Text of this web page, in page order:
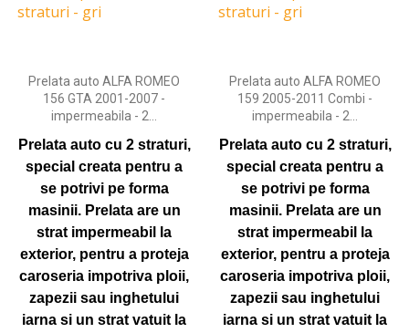
Prelata auto ALFA ROMEO
156 GTA 2001-2007 -
impermeabila - 2...
Prelata auto cu 2 straturi,
special creata pentru a
se potrivi pe forma
masinii. Prelata are un
strat impermeabil la
exterior, pentru a proteja
caroseria impotriva ploii,
zapezii sau inghetului
iarna si un strat vatuit la
Prelata auto ALFA ROMEO
159 2005-2011 Combi -
impermeabila - 2...
Prelata auto cu 2 straturi,
special creata pentru a
se potrivi pe forma
masinii. Prelata are un
strat impermeabil la
exterior, pentru a proteja
caroseria impotriva ploii,
zapezii sau inghetului
iarna si un strat vatuit la